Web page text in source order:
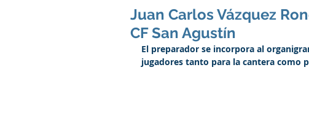
Juan Carlos Vázquez
CF San Agustín
El preparador se incorpora al
jugadores tanto para la cantera como